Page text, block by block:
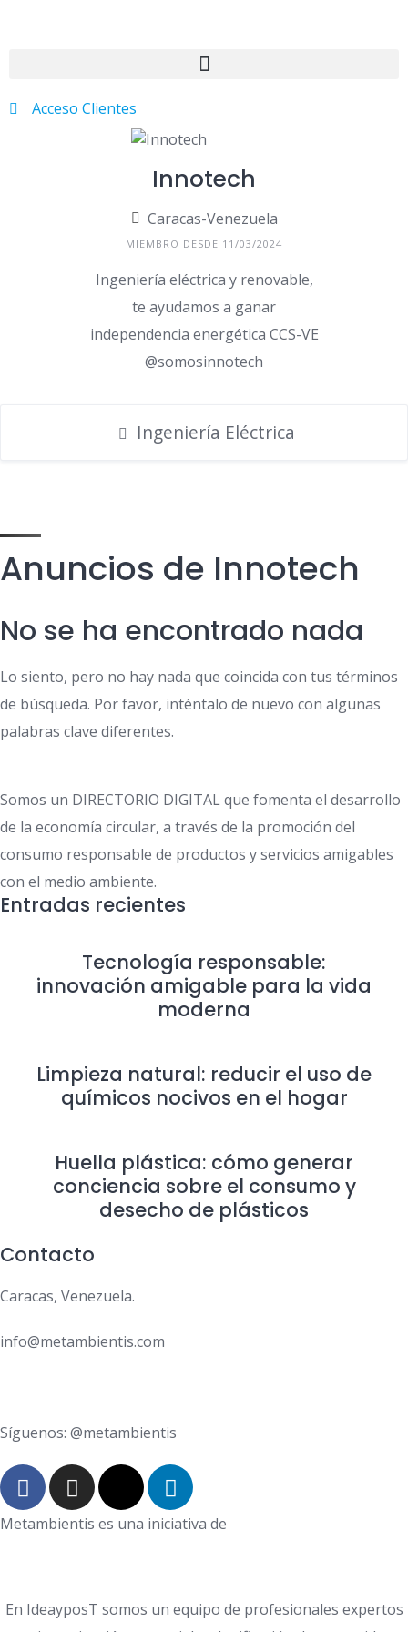
Acceso Clientes
Innotech
Caracas-Venezuela
MIEMBRO DESDE 11/03/2024
Ingeniería eléctrica y renovable,
te ayudamos a ganar
independencia energética CCS-VE
@somosinnotech
Ingeniería Eléctrica
Anuncios de Innotech
No se ha encontrado nada
Lo siento, pero no hay nada que coincida con tus términos
de búsqueda. Por favor, inténtalo de nuevo con algunas
palabras clave diferentes.
Somos un DIRECTORIO DIGITAL que fomenta el desarrollo
de la economía circular, a través de la promoción del
consumo responsable de productos y servicios amigables
con el medio ambiente.
Entradas recientes
Tecnología responsable:
innovación amigable para la vida
moderna
Limpieza natural: reducir el uso de
químicos nocivos en el hogar
Huella plástica: cómo generar
conciencia sobre el consumo y
desecho de plásticos
Contacto
Caracas, Venezuela.
info@metambientis.com
Síguenos: @metambientis
Metambientis es una iniciativa de
En IdeayposT somos un equipo de profesionales expertos